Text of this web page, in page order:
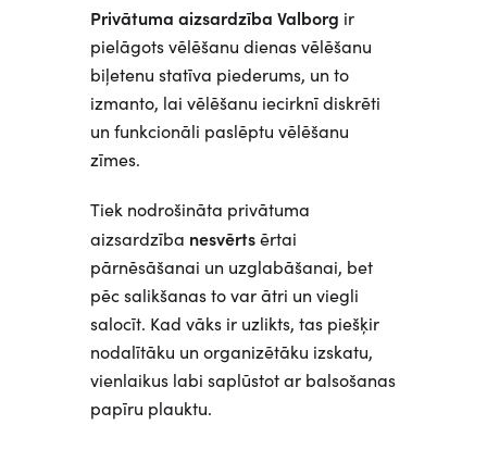
Privātuma aizsardzība Valborg ir
pielāgots vēlēšanu dienas vēlēšanu
biļetenu statīva piederums, un to
izmanto, lai vēlēšanu iecirknī diskrēti
un funkcionāli paslēptu vēlēšanu
zīmes.
Tiek nodrošināta privātuma
aizsardzība nesvērtsērtai
pārnēsāšanai un uzglabāšanai, bet
pēc salikšanas to var ātri un viegli
salocīt. Kad vāks ir uzlikts, tas piešķir
nodalītāku un organizētāku izskatu,
vienlaikus labi saplūstot ar balsošanas
papīru plauktu.